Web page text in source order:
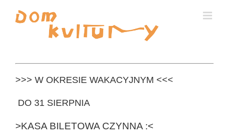
>>> W OKRESIE WAKACYJNYM <<<
DO 31 SIERPNIA
>KASA BILETOWA CZYNNA :<